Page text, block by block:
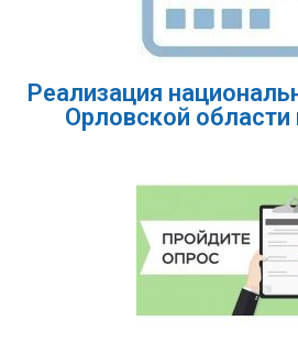
Реализация
Орловской области